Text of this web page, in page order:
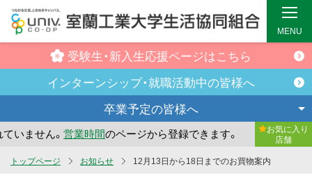
受験生・新入生応援ページはこちら
インターンシップ・就職活動中の皆様へ
卒業予定の皆様へ
ません。営業時間のページから登録できます。 まだお気
お気に入り
店舗
MENU
トップページ お知らせ 12月13日から18日までのお買物案内